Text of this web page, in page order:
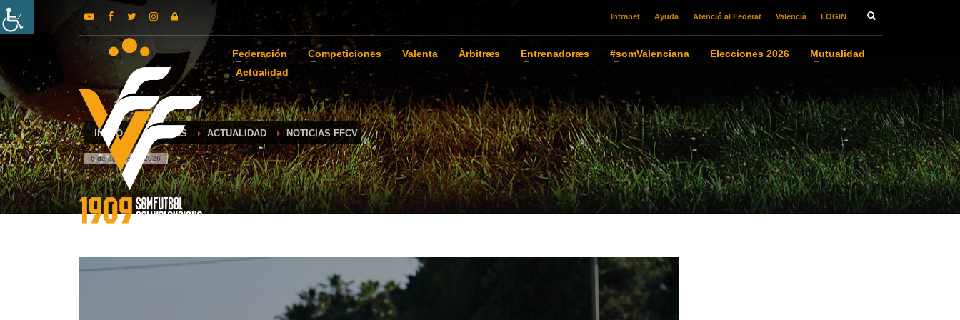
Intranet Ayuda Atenció al Federat Valencià LOGIN
Federación Competiciones Valenta Àrbitræs Entrenadoræs #somValenciana Elecciones 2026
Mutualidad
Actualidad
INICIO NOTICIAS ACTUALIDAD NOTICIAS FFCV
6 de agosto de 2026